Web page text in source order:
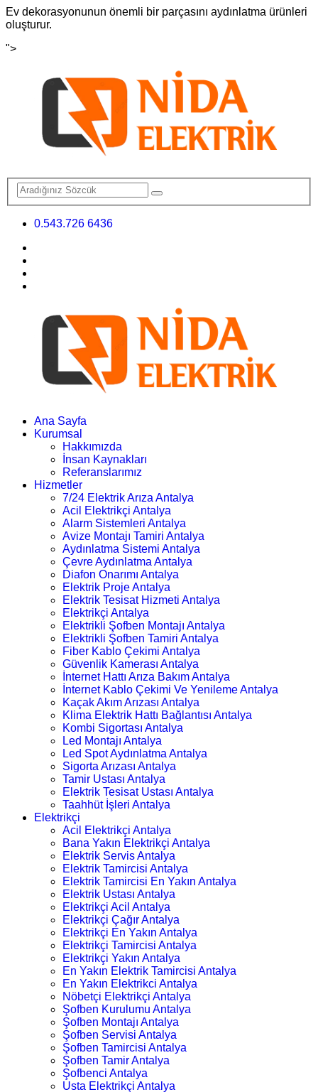
Ev dekorasyonunun önemli bir parçasını aydınlatma ürünleri
oluşturur.
">
0.543.726 6436
Ana Sayfa
Kurumsal
Hakkımızda
İnsan Kaynakları
Referanslarımız
Hizmetler
7/24 Elektrik Arıza Antalya
Acil Elektrikçi Antalya
Alarm Sistemleri Antalya
Avize Montajı Tamiri Antalya
Aydınlatma Sistemi Antalya
Çevre Aydınlatma Antalya
Diafon Onarımı Antalya
Elektrik Proje Antalya
Elektrik Tesisat Hizmeti Antalya
Elektrikçi Antalya
Elektrikli Şofben Montajı Antalya
Elektrikli Şofben Tamiri Antalya
Fiber Kablo Çekimi Antalya
Güvenlik Kamerası Antalya
İnternet Hattı Arıza Bakım Antalya
İnternet Kablo Çekimi Ve Yenileme Antalya
Kaçak Akım Arızası Antalya
Klima Elektrik Hattı Bağlantısı Antalya
Kombi Sigortası Antalya
Led Montajı Antalya
Led Spot Aydınlatma Antalya
Sigorta Arızası Antalya
Tamir Ustası Antalya
Elektrik Tesisat Ustası Antalya
Taahhüt İşleri Antalya
Elektrikçi
Acil Elektrikçi Antalya
Bana Yakın Elektrikçi Antalya
Elektrik Servis Antalya
Elektrik Tamircisi Antalya
Elektrik Tamircisi En Yakın Antalya
Elektrik Ustası Antalya
Elektrikçi Acil Antalya
Elektrikçi Çağır Antalya
Elektrikçi En Yakın Antalya
Elektrikçi Tamircisi Antalya
Elektrikçi Yakın Antalya
En Yakın Elektrik Tamircisi Antalya
En Yakın Elektrikci Antalya
Nöbetçi Elektrikçi Antalya
Şofben Kurulumu Antalya
Şofben Montajı Antalya
Şofben Servisi Antalya
Şofben Tamircisi Antalya
Şofben Tamir Antalya
Şofbenci Antalya
Usta Elektrikçi Antalya